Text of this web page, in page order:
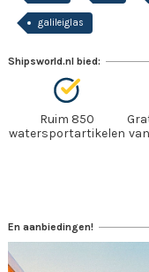
galileiglas
Shipsworld.nl bied:
Ruim 850
watersportartikelen
En aanbiedingen!